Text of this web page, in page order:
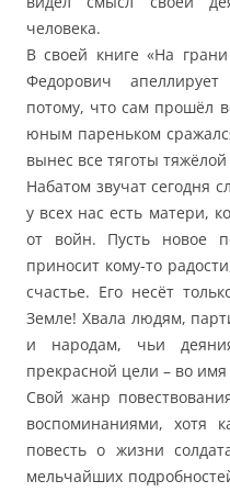
человека.
В своей книге «На
Федорович
потому, что сам прошёл
юным пареньком
вынес все тяготы
Набатом звучат сегодня
у всех нас есть матери,
от войн. Пусть новое
приносит кому-то
счастье. Его несёт
Земле! Хвала людям,
и народам, чьи
прекрасной цели – во
Свой жанр
воспоминаниями, хотя
повесть о жизни
мельчайших